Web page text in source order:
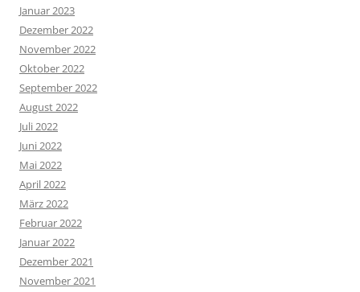
Januar 2023
Dezember 2022
November 2022
Oktober 2022
September 2022
August 2022
Juli 2022
Juni 2022
Mai 2022
April 2022
März 2022
Februar 2022
Januar 2022
Dezember 2021
November 2021